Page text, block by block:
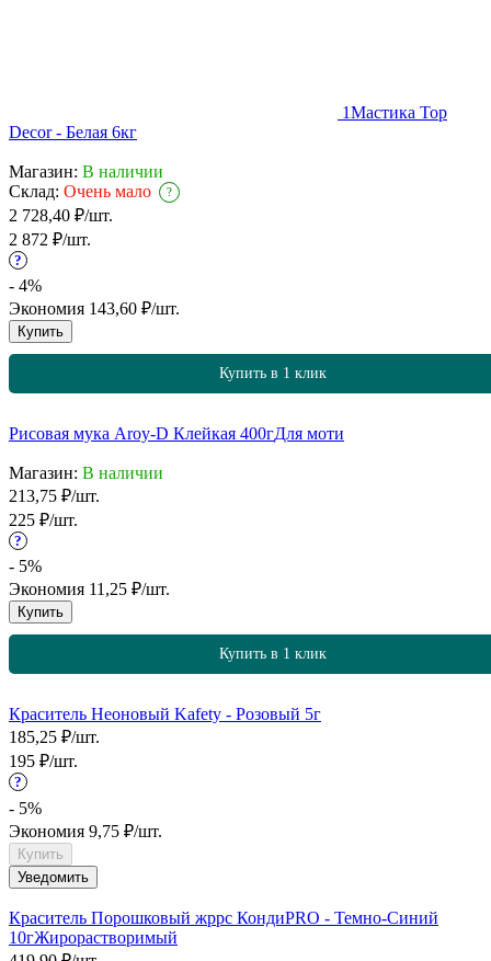
1Мастика Top
Decor - Белая 6кг
Магазин: В наличии
Склад: Очень мало ?
2 728,40 ₽/шт.
2 872 ₽/шт.
?
- 4%
Экономия 143,60 ₽/шт.
Купить
Купить в 1 клик
Рисовая мука Aroy-D Клейкая 400гДля моти
Магазин: В наличии
213,75 ₽/шт.
225 ₽/шт.
?
- 5%
Экономия 11,25 ₽/шт.
Купить
Купить в 1 клик
Краситель Неоновый Kafety - Розовый 5г
185,25 ₽/шт.
195 ₽/шт.
?
- 5%
Экономия 9,75 ₽/шт.
Купить
Уведомить
Краситель Порошковый жррс КондиPRO - Темно-Синий
10гЖирорастворимый